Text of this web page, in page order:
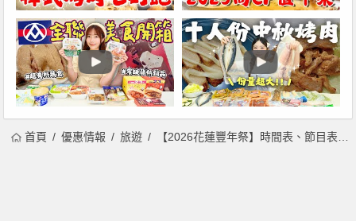
首頁 優惠情報 旅遊 【2026花蓮豐年祭】時間表、節目表、接駁車及大會舞一次看